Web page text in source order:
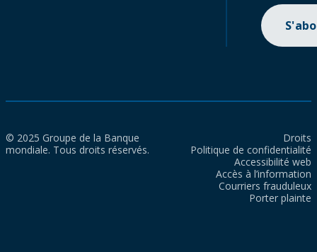
© 2025 Groupe de la Banque
mondiale. Tous droits réservés.
Droits
Politique de confidentialité
Accessibilité web
Accès à l’information
Courriers frauduleux
Porter plainte